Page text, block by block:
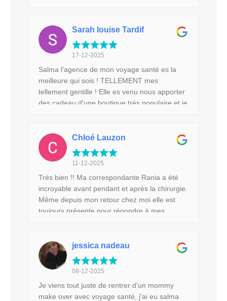
leurs patients. Elles nous rend même visite
pendant leur journée de congé.!! Elles
prennent le temps de tout expliquer des
prennent le temps de parler d'eux-mêmes
comme ci cela ferait des années qu'on se
connaissaient. L'écoute est très présent dans
l'équipe. Les infirmières sont superbes ,
explique bien les étapes, te mets a l'aise dès
la 1ère consultation, Dr. Kallel rend visite de
ses patients a tout les jours ainsi les Fds. !! Si
j'ai une autre opération esthétique à faire, Je
retournerai avec l'agence Mon voyage Santé
⭐⭐⭐⭐⭐
Sarah louise Tardif
17-12-2025
Salma l'agence de mon voyage santé es la
meilleure qui sois ! TELLEMENT mes
tellement gentille ! Elle es venu nous apporter
des cadeau d'une boutique très populaire et je
plein ! Mon dieu merciiiiii tellement ! Elle m'a
apporter de la joie et de l'énergie ! Une
femme hyper souriante et drole ! Tu mérite
Chloé Lauzon
11-12-2025
Très bien !! Ma correspondante Rania a été
incroyable avant pendant et après la chirurgie.
Même depuis mon retour chez moi elle est
toujours présente pour répondre à mes
questionnements pendant mon séjours , le
personnel a tout mis à œuvre pour répondre à
mon besoin 🥰 Merci encore 😍
jessica nadeau
08-12-2025
Je viens tout juste de rentrer d'un mommy
make over avec voyage santé, j'ai eu salma